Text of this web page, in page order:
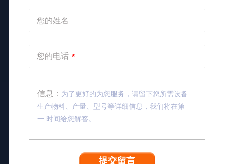
您的姓名
您的电话 *
信息： 为了更好的为您服务，请留下您所需设备
生产物料、产量、型号等详细信息，我们将在第
一 时间给您解答。